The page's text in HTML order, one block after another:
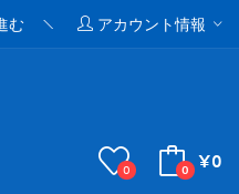
む アカウント情報
0 0 ¥0